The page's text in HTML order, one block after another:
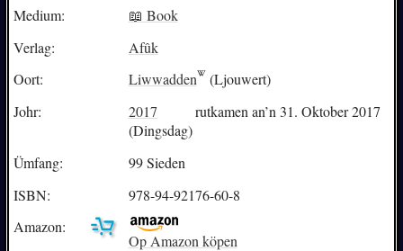
Medium:
📖 Book
Verlag:
Afûk
Oort:
Liwwadden
(Ljouwert)
Johr:
2017
rutkamen an’n 31. Oktober 2017
(Dingsdag)
Ümfang:
99 Sieden
ISBN:
978-94-92176-60-8
Amazon:
Op Amazon köpen